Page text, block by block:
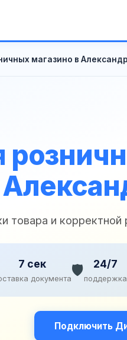
магазино в
товара и
7 сек
документа🛡️ 24/7
поддержка
Подключить